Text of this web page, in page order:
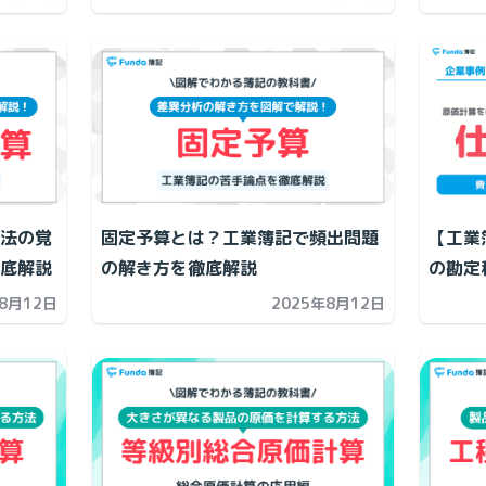
の覚
解説
月12日
固定予算とは？工業簿記で頻出問題
の解き方を徹底解説
2025年8月12日
【工
の勘